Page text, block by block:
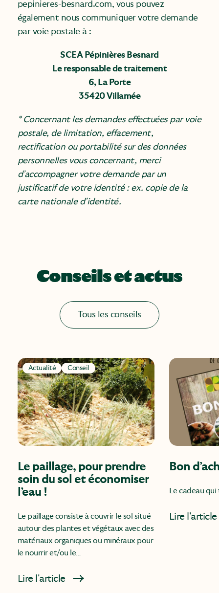
pepinieres-besnard.com, vous pouvez
également nous communiquer votre demande
par voie postale à :
SCEA Pépinières Besnard
Le responsable de traitement
6, La Porte
35420 Villamée
* Concernant les demandes effectuées par voie
postale, de limitation, effacement,
rectification ou portabilité sur des données
personnelles vous concernant, merci
d’accompagner votre demande par un
justificatif de votre identité : ex. copie de la
carte nationale d’identité.
Conseils et actus
Tous les conseils
Actualité Conseil
Le paillage, pour prendre
soin du sol et économiser
l’eau !
Le paillage consiste à couvrir le sol situé
autour des plantes et végétaux avec des
matériaux organiques ou minéraux pour
le nourrir et/ou le…
Lire l'article
Bon
Le cadeau
Lire l'article